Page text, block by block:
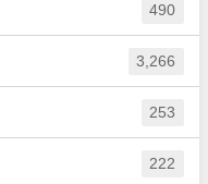
490
3,266
253
222